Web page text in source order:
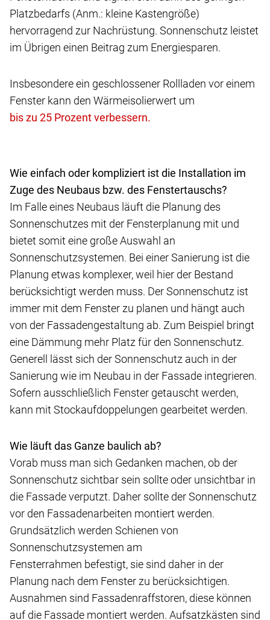
Platzbedarfs (Anm.: kleine Kastengröße)
hervorragend zur Nachrüstung. Sonnenschutz leistet
im Übrigen einen Beitrag zum Energiesparen.
Insbesondere ein geschlossener Rollladen vor einem
Fenster kann den Wärmeisolierwert um
Wie einfach oder kompliziert ist die Installation im
Zuge des Neubaus bzw. des Fenstertauschs?
Im Falle eines Neubaus läuft die Planung des
Sonnenschutzes mit der Fensterplanung mit und
bietet somit eine große Auswahl an
Sonnenschutzsystemen. Bei einer Sanierung ist die
Planung etwas komplexer, weil hier der Bestand
berücksichtigt werden muss. Der Sonnenschutz ist
immer mit dem Fenster zu planen und hängt auch
von der Fassadengestaltung ab. Zum Beispiel bringt
eine Dämmung mehr Platz für den Sonnenschutz.
Generell lässt sich der Sonnenschutz auch in der
Sanierung wie im Neubau in der Fassade integrieren.
Sofern ausschließlich Fenster getauscht werden,
kann mit Stockaufdoppelungen gearbeitet werden.
Wie läuft das Ganze baulich ab?
Vorab muss man sich Gedanken machen, ob der
Sonnenschutz sichtbar sein sollte oder unsichtbar in
die Fassade verputzt. Daher sollte der Sonnenschutz
vor den Fassadenarbeiten montiert werden.
Grundsätzlich werden Schienen von
Sonnenschutzsystemen am
Fensterrahmen befestigt, sie sind daher in der
Planung nach dem Fenster zu berücksichtigen.
Ausnahmen sind Fassadenraffstoren, diese können
auf die Fassade montiert werden. Aufsatzkästen sind